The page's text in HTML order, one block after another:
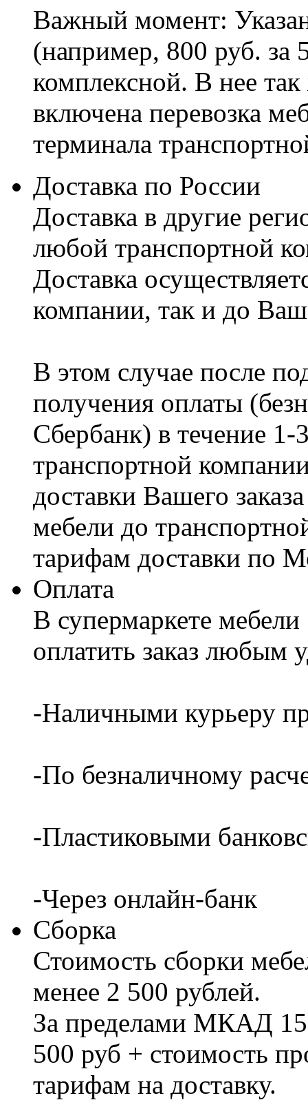
Важный момент:
(например, 800 руб. за
комплексной. В нее
включена перевозка
терминала
Доставка по России
Доставка в другие
любой транспортной
Доставка
компании, так и до
В этом случае после
получения оплаты
Сбербанк) в течение
транспортной
доставки Вашего
мебели до
тарифам доставки по
Оплата
В супермаркете
оплатить заказ любым
-Наличными курьеру
-По безналичному
-Пластиковыми
-Через онлайн-банк
Сборка
Стоимость сборки
менее 2 500 рублей.
За пределами МКАД
500 руб + стоимость
тарифам на доставку.